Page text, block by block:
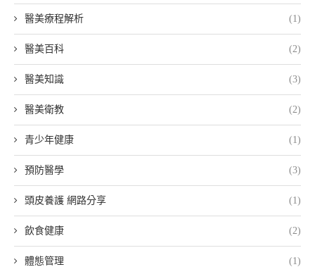
醫美療程解析 (1)
醫美百科 (2)
醫美知識 (3)
醫美衛教 (2)
青少年健康 (1)
預防醫學 (3)
頭皮養護 網路分享 (1)
飲食健康 (2)
體態管理 (1)